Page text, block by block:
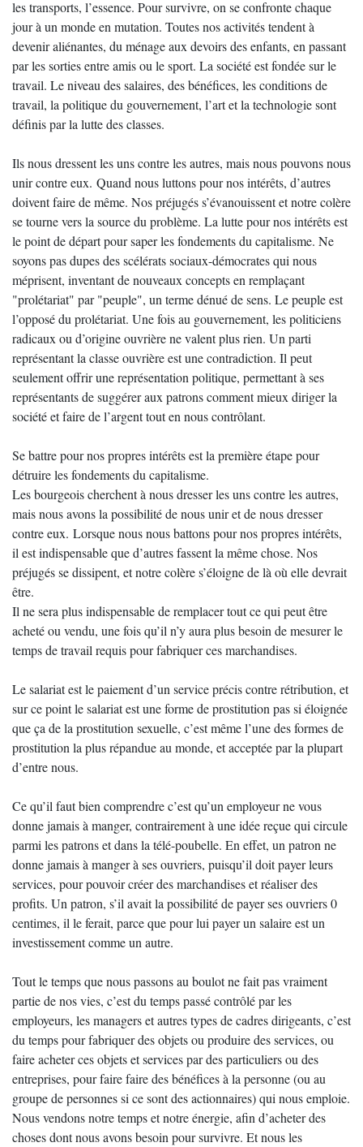
les transports, l’essence. Pour survivre, on se confronte chaque
jour à un monde en mutation. Toutes nos activités tendent à
devenir aliénantes, du ménage aux devoirs des enfants, en passant
par les sorties entre amis ou le sport. La société est fondée sur le
travail. Le niveau des salaires, des bénéfices, les conditions de
travail, la politique du gouvernement, l’art et la technologie sont
définis par la lutte des classes.
Ils nous dressent les uns contre les autres, mais nous pouvons nous
unir contre eux. Quand nous luttons pour nos intérêts, d’autres
doivent faire de même. Nos préjugés s’évanouissent et notre colère
se tourne vers la source du problème. La lutte pour nos intérêts est
le point de départ pour saper les fondements du capitalisme. Ne
soyons pas dupes des scélérats sociaux-démocrates qui nous
méprisent, inventant de nouveaux concepts en remplaçant
"prolétariat" par "peuple", un terme dénué de sens. Le peuple est
l’opposé du prolétariat. Une fois au gouvernement, les politiciens
radicaux ou d’origine ouvrière ne valent plus rien. Un parti
représentant la classe ouvrière est une contradiction. Il peut
seulement offrir une représentation politique, permettant à ses
représentants de suggérer aux patrons comment mieux diriger la
société et faire de l’argent tout en nous contrôlant.
Se battre pour nos propres intérêts est la première étape pour
détruire les fondements du capitalisme.
Les bourgeois cherchent à nous dresser les uns contre les autres,
mais nous avons la possibilité de nous unir et de nous dresser
contre eux. Lorsque nous nous battons pour nos propres intérêts,
il est indispensable que d’autres fassent la même chose. Nos
préjugés se dissipent, et notre colère s’éloigne de là où elle devrait
être.
Il ne sera plus indispensable de remplacer tout ce qui peut être
acheté ou vendu, une fois qu’il n’y aura plus besoin de mesurer le
temps de travail requis pour fabriquer ces marchandises.
Le salariat est le paiement d’un service précis contre rétribution, et
sur ce point le salariat est une forme de prostitution pas si éloignée
que ça de la prostitution sexuelle, c’est même l’une des formes de
prostitution la plus répandue au monde, et acceptée par la plupart
d’entre nous.
Ce qu’il faut bien comprendre c’est qu’un employeur ne vous
donne jamais à manger, contrairement à une idée reçue qui circule
parmi les patrons et dans la télé-poubelle. En effet, un patron ne
donne jamais à manger à ses ouvriers, puisqu’il doit payer leurs
services, pour pouvoir créer des marchandises et réaliser des
profits. Un patron, s’il avait la possibilité de payer ses ouvriers 0
centimes, il le ferait, parce que pour lui payer un salaire est un
investissement comme un autre.
Tout le temps que nous passons au boulot ne fait pas vraiment
partie de nos vies, c’est du temps passé contrôlé par les
employeurs, les managers et autres types de cadres dirigeants, c’est
du temps pour fabriquer des objets ou produire des services, ou
faire acheter ces objets et services par des particuliers ou des
entreprises, pour faire faire des bénéfices à la personne (ou au
groupe de personnes si ce sont des actionnaires) qui nous emploie.
Nous vendons notre temps et notre énergie, afin d’acheter des
choses dont nous avons besoin pour survivre. Et nous les